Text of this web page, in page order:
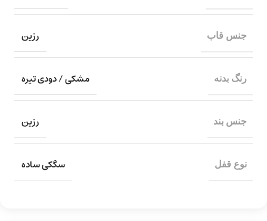
جنس قاب رزین
رنگ بدنه مشکی / دودی تیره
جنس بند رزین
نوع قفل سگکی ساده